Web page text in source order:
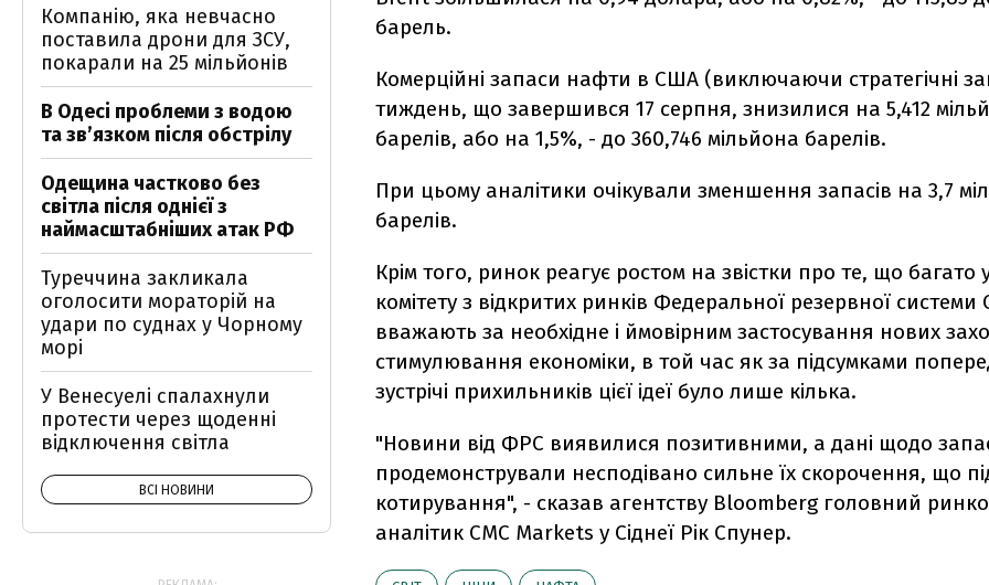
барель.
Комерційні запаси нафти в США (виключаючи стратегічні
тиждень, що завершився 17 серпня, знизилися на 5,412
барелів, або на 1,5%, - до 360,746 мільйона барелів.
При цьому аналітики очікували зменшення запасів на 3,7
барелів.
Крім того, ринок реагує ростом на звістки про те, що багато
комітету з відкритих ринків Федеральної резервної
вважають за необхідне і ймовірним застосування нових
стимулювання економіки, в той час як за підсумками
зустрічі прихильників цієї ідеї було лише кілька.
"Новини від ФРС виявилися позитивними, а дані щодо
продемонстрували несподівано сильне їх скорочення, що
котирування", - сказав агентству Bloomberg головний
аналітик CMC Markets у Сіднеї Рік Спунер.
Компанію, яка невчасно
поставила дрони для ЗСУ,
покарали на 25 мільйонів
В Одесі проблеми з водою
та звʼязком після обстрілу
Одещина частково без
світла після однієї з
наймасштабніших атак РФ
Туреччина закликала
оголосити мораторій на
удари по суднах у Чорному
морі
У Венесуелі спалахнули
протести через щоденні
відключення світла
ВСІ НОВИНИ